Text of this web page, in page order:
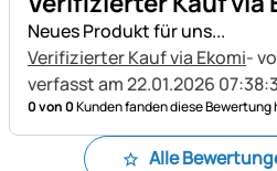
Neues Produkt für uns...
Verifizierter Kauf via Ekomi-
verfasst am 22.01.2026
0 von 0Kunden fanden diese Bewertung
Alle